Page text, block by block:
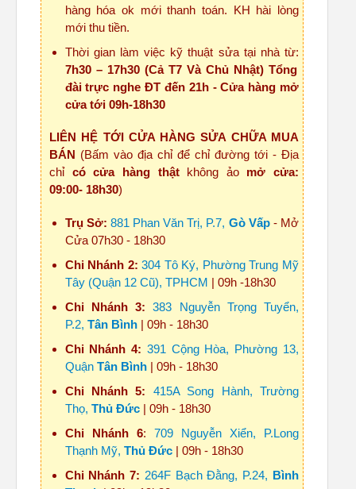
hàng hóa ok mới thanh toán. KH hài lòng
mới thu tiền.
Thời gian làm việc kỹ thuật sửa tại nhà từ:
7h30 – 17h30 (Cả T7 Và Chủ Nhật) Tổng
đài trực nghe ĐT đến 21h - Cửa hàng mở
cửa tới 09h-18h30
LIÊN HỆ TỚI CỬA HÀNG SỬA CHỮA MUA
BÁN (Bấm vào địa chỉ để chỉ đường tới - Địa
chỉ có cửa hàng thậtkhông ảo mở cửa:
09:00- 18h30)
Trụ Sở: 881 Phan Văn Trị, P.7, Gò Vấp- Mở
Cửa 07h30 - 18h30
Chi Nhánh 2: 304 Tô Ký, Phường Trung Mỹ
Tây (Quận 12 Cũ), TPHCM | 09h -18h30
Chi Nhánh 3:
383 Nguyễn Trọng Tuyển,
P.2, Tân Bình| 09h - 18h30
Chi Nhánh 4: 391 Cộng Hòa, Phường 13,
Quận Tân Bình| 09h - 18h30
Chi Nhánh 5:
415A Song Hành, Trường
Thọ, Thủ Đức| 09h - 18h30
Chi Nhánh 6: 709 Nguyễn Xiển, P.Long
Thạnh Mỹ, Thủ Đức| 09h - 18h30
Chi Nhánh 7: 264F Bạch Đằng, P.24, Bình